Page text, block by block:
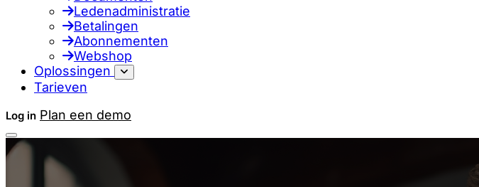
Ledenadministratie
Betalingen
Abonnementen
Webshop
Oplossingen
Tarieven
Log in Plan een demo